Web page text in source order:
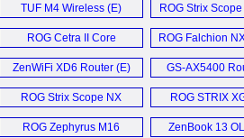
TUF M4 Wireless (E)
ROG Strix
Mouse
ROG Cetra II Core
Headset (E)
ROG Falchion
Keyboard
ZenWiFi XD6 Router (E) GS-AX5400
ROG Strix Scope NX
Keyboard (E)
ROG STRIX
Monitor
ROG Zephyrus M16
ZenBook 13